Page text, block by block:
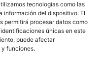
tecnologías como las
información del dispositivo. El
permitirá procesar datos como
únicas en este
puede afectar
funciones.